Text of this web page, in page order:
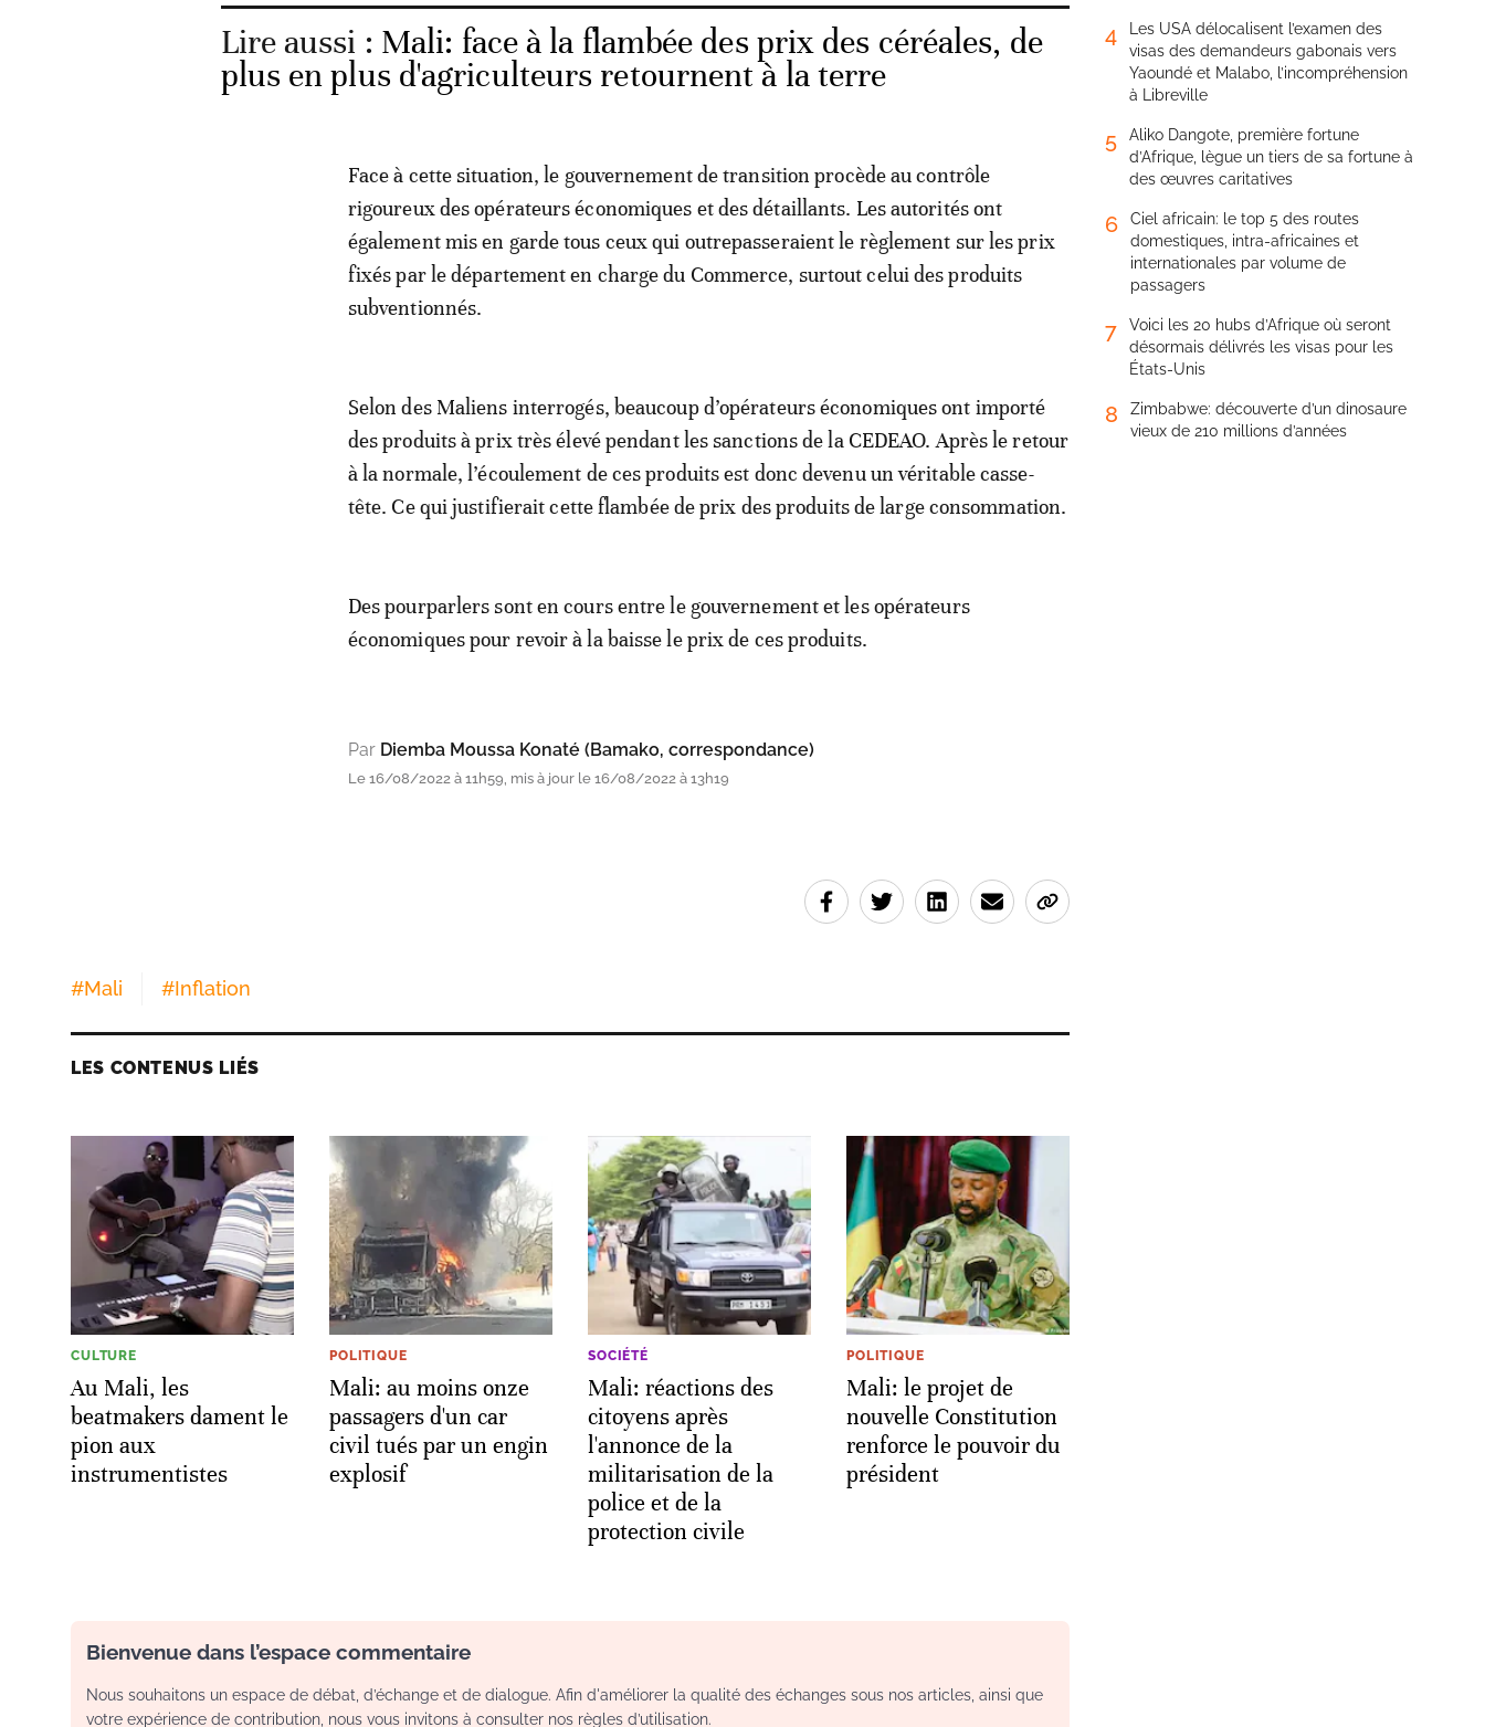
Lire aussi : Mali: face à la flambée des prix des céréales, de
plus en plus d'agriculteurs retournent à la terre
Face à cette situation, le gouvernement de transition procède au contrôle
rigoureux des opérateurs économiques et des détaillants. Les autorités ont
également mis en garde tous ceux qui outrepasseraient le règlement sur les prix
fixés par le département en charge du Commerce, surtout celui des produits
subventionnés.
Selon des Maliens interrogés, beaucoup d’opérateurs économiques ont importé
des produits à prix très élevé pendant les sanctions de la CEDEAO. Après le retour
à la normale, l’écoulement de ces produits est donc devenu un véritable casse-
tête. Ce qui justifierait cette flambée de prix des produits de large consommation.
Des pourparlers sont en cours entre le gouvernement et les opérateurs
économiques pour revoir à la baisse le prix de ces produits.
Par Diemba Moussa Konaté (Bamako, correspondance)
Le 16/08/2022 à 11h59, mis à jour le 16/08/2022 à 13h19
#Mali #Inflation
LES CONTENUS LIÉS
CULTURE
Au Mali, les
beatmakers dament le
pion aux
instrumentistes
POLITIQUE
Mali: au moins onze
passagers d'un car
civil tués par un engin
explosif
SOCIÉTÉ
Mali: réactions des
citoyens après
l'annonce de la
militarisation de la
police et de la
protection civile
POLITIQUE
Mali: le projet de
nouvelle Constitution
renforce le pouvoir du
président
Bienvenue dans l’espace commentaire
Nous souhaitons un espace de débat, d’échange et de dialogue. Afin d'améliorer la qualité des échanges sous nos articles, ainsi que
votre expérience de contribution, nous vous invitons à consulter nos règles d’utilisation.
4
Les USA délocalisent l’examen des
visas des demandeurs gabonais vers
Yaoundé et Malabo, l’incompréhension
à Libreville
5
Aliko Dangote, première fortune
d’Afrique, lègue un tiers de sa fortune à
des œuvres caritatives
6
Ciel africain: le top 5 des routes
domestiques, intra-africaines et
internationales par volume de
passagers
7
Voici les 20 hubs d’Afrique où seront
désormais délivrés les visas pour les
États-Unis
8
Zimbabwe: découverte d’un dinosaure
vieux de 210 millions d’années